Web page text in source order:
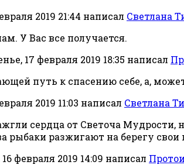
2019 21:44 написал Светлана
У Вас все получается.
17 февраля 2019 18:35 написал
путь к спасению себе, а,
2019 11:03 написал Светлана
сердца от Светоча
рыбаки разжигают на берегу свои
февраля 2019 14:09 написал